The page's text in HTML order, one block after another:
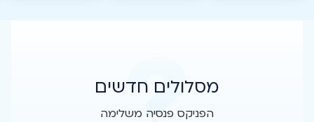
מסלולים חדשים
הפניקס פנסיה משלימה